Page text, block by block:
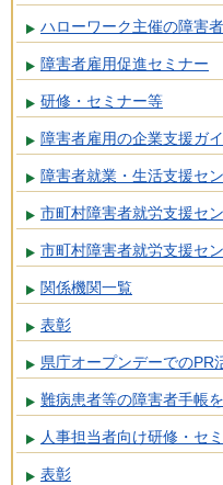
ハローワーク主催の障害
障害者雇用促進セミナー
研修・セミナー等
障害者雇用の企業支援ガ
障害者就業・生活支援セ
市町村障害者就労支援セ
市町村障害者就労支援セ
関係機関一覧
表彰
県庁オープンデーでのPR
難病患者等の障害者手帳
人事担当者向け研修・セ
表彰